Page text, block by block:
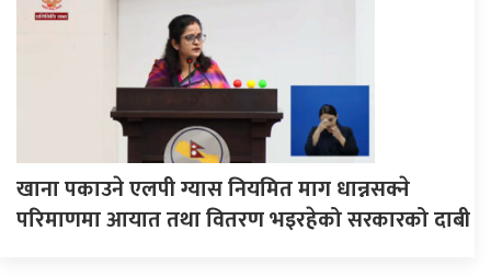
खाना पकाउने एलपी ग्यास नियमित माग धान्नसक्ने
परिमाणमा आयात तथा वितरण भइरहेको सरकारको दाबी